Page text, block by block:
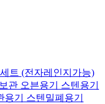
트 (전자레인지가능)
관 오븐용기 스텐용기
기 스텐밀폐용기